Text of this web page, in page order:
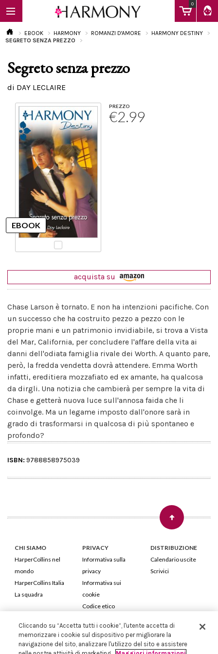
0
EBOOK
Calendario
EBOOK HARMONY ROMANZI D'AMORE
HARMONY DESTINY
SEGRETO SENZA PREZZO
Segreto senza prezzo
di DAY LECLAIRE
PREZZO
€2.99
acquista su
Chase Larson è tornato. E non ha intenzioni pacifiche. Con
un successo che ha costruito pezzo a pezzo con le
proprie mani e un patrimonio invidiabile, si trova a Vista
del Mar, California, per concludere l'affare della vita ai
danni dell'odiata famiglia rivale dei Worth. A quanto pare,
però, la fredda vendetta dovrà attendere. Emma Worth
infatti, ereditiera mozzafiato ed ex amante, ha qualcosa
da dirgli. Una notizia che cambierà per sempre la vita di
Chase e getterà nuova luce sull'annosa faida che li
coinvolge. Ma un legame imposto dall'onore sarà in
grado di trasformarsi in qualcosa di più spontaneo e
profondo?
ISBN: 9788858975039
CHI SIAMO
HarperCollins nel
mondo
HarperCollins Italia
La squadra
PRIVACY
Informativa sulla
privacy
Informativa sui
cookie
Codice etico
DISTRIBUZIONE
Calendario uscite
Scrivici
HarperCollins Italia S.p.A. Viale Monte Nero, 84 - 20135 Milano
Cod. Fiscale e P.IVA 05946780151 - Capitale Sociale 258.250 €
Cliccando su “Accetta tutti i cookie”, l'utente accetta di
memorizzare i cookie sul dispositivo per migliorare la
navigazione del sito, analizzare l'utilizzo del sito e assistere